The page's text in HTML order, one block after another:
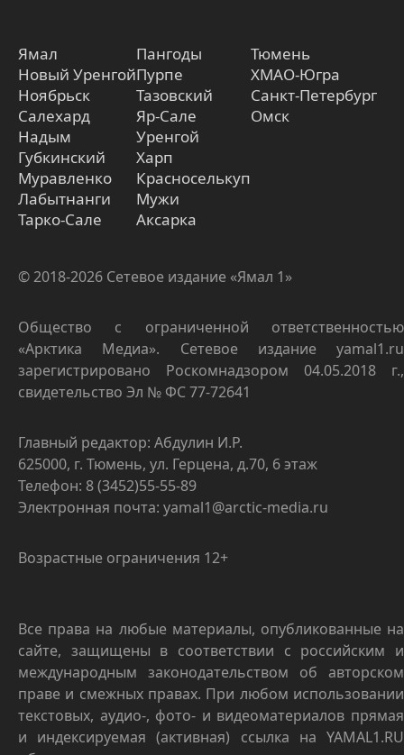
Ямал
Новый Уренгой
Ноябрьск
Салехард
Надым
Губкинский
Муравленко
Лабытнанги
Тарко-Сале
Пангоды
Пурпе
Тазовский
Яр-Сале
Уренгой
Харп
Красноселькуп
Мужи
Аксарка
Тюмень
ХМАО-Югра
Санкт-Петербург
Омск
© 2018-2026 Сетевое издание «Ямал 1»
Общество с ограниченной ответственностью
«Арктика Медиа». Сетевое издание yamal1.ru
зарегистрировано Роскомнадзором 04.05.2018 г.,
свидетельство Эл № ФС 77-72641
Главный редактор: Абдулин И.Р.
625000, г. Тюмень, ул. Герцена, д.70, 6 этаж
Телефон: 8 (3452)55-55-89
Электронная почта: yamal1@arctic-media.ru
Возрастные ограничения 12+
Все права на любые материалы, опубликованные на
сайте, защищены в соответствии с российским и
международным законодательством об авторском
праве и смежных правах. При любом использовании
текстовых, аудио-, фото- и видеоматериалов прямая
и индексируемая (активная) ссылка на YAMAL1.RU